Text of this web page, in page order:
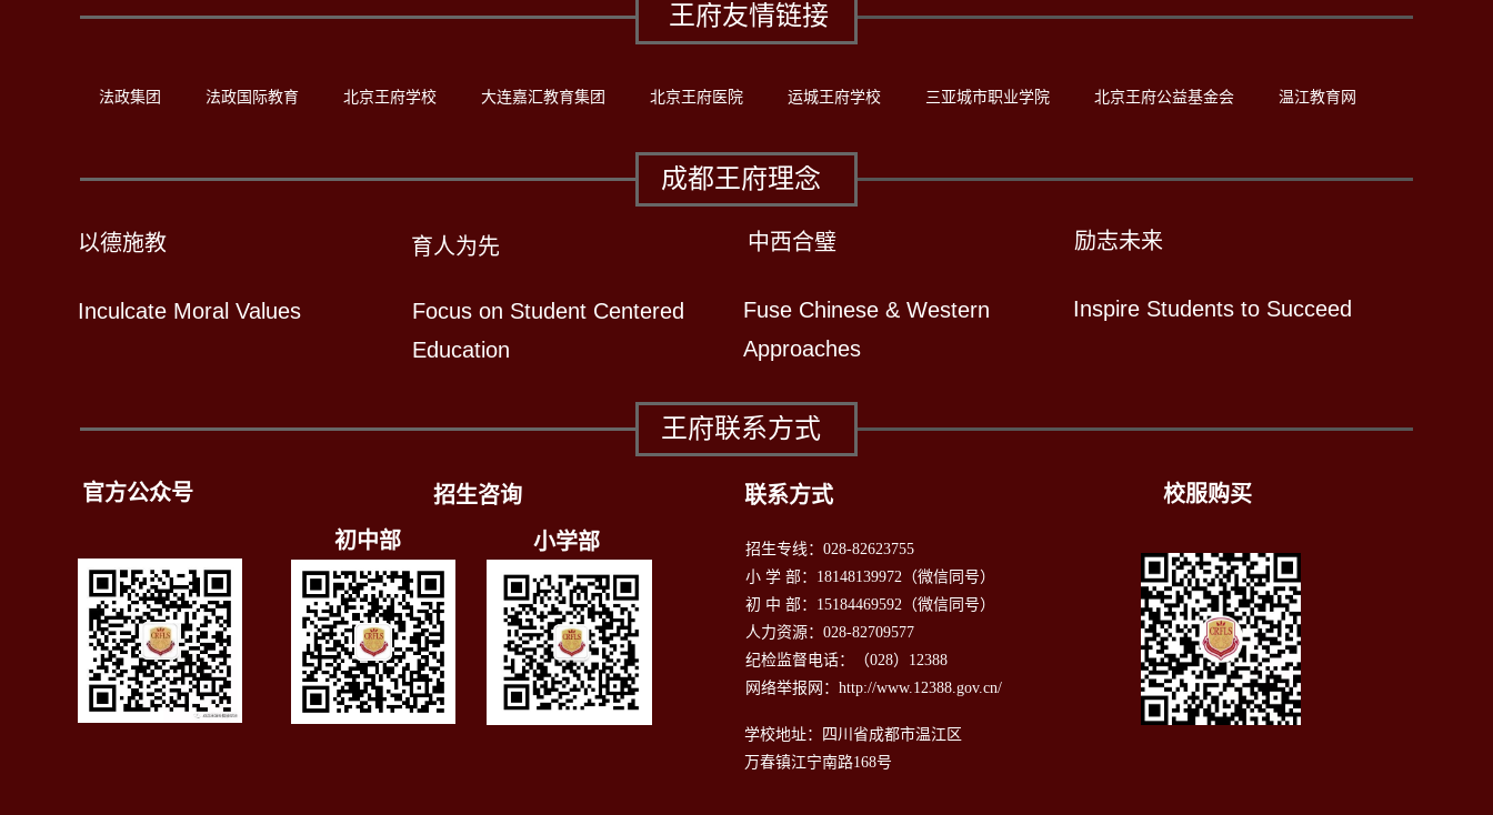
王府友情链接
法政集团 法政国际教育 北京王府学校 大连嘉汇教育集团 北京王府医院 运城王府学校 三亚城市职业学院 北京王府公益基金会 温江教育网
成都王府理念
以德施教 育人为先 中西合璧 励志未来
Inculcate Moral Values
Focus on Student Centered
Education
Fuse Chinese & Western
Approaches
Inspire Students to Succeed
王府联系方式
官方公众号 招生咨询 联系方式
校服购买
初中部
小学部
招生专线：028-82623755
小 学 部：18148139972（微信同号）
初 中 部：15184469592（微信同号）
人力资源：028-82709577
纪检监督电话：（028）12388
网络举报网：http://www.12388.gov.cn/
学校地址：四川省成都市温江区
万春镇江宁南路168号